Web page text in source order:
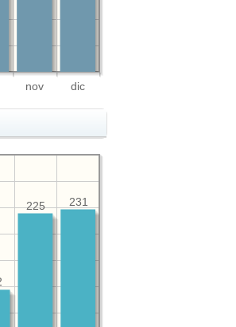
nov dic
231
225